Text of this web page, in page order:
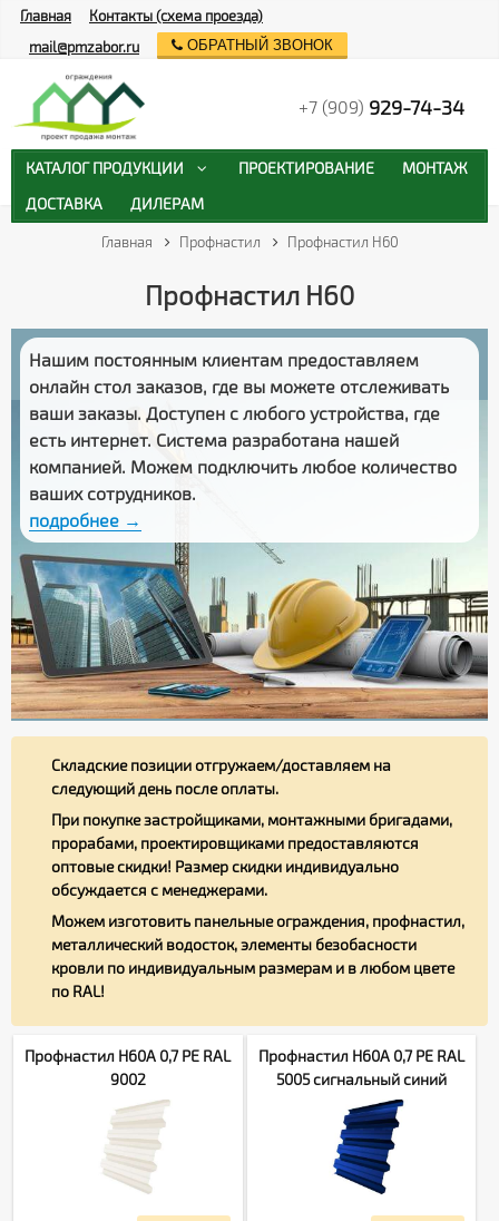
Главная Профнастил Профнастил Н60
Профнастил Н60
Нашим постоянным клиентам предоставляем
онлайн стол заказов, где вы можете отслеживать
ваши заказы. Доступен с любого устройства, где
есть интернет. Система разработана нашей
компанией. Можем подключить любое количество
ваших сотрудников.
подробнее →
Складские позиции отгружаем/доставляем на
следующий день после оплаты.
При покупке застройщиками, монтажными бригадами,
прорабами, проектировщиками предоставляются
оптовые скидки! Размер скидки индивидуально
обсуждается с менеджерами.
Можем изготовить панельные ограждения, профнастил,
металлический водосток, элементы безобасности
кровли по индивидуальным размерам и в любом цвете
по RAL!
Профнастил H60A 0,7 PE RAL
9002
Профнастил H60A 0,7 PE RAL
5005 сигнальный синий
Главная
Контакты (схема проезда)
mail@pmzabor.ru
ОБРАТНЫЙ ЗВОНОК
+7 (909) 929-74-34
КАТАЛОГ ПРОДУКЦИИ ПРОЕКТИРОВАНИЕ
МОНТАЖ
ДОСТАВКА
ДИЛЕРАМ